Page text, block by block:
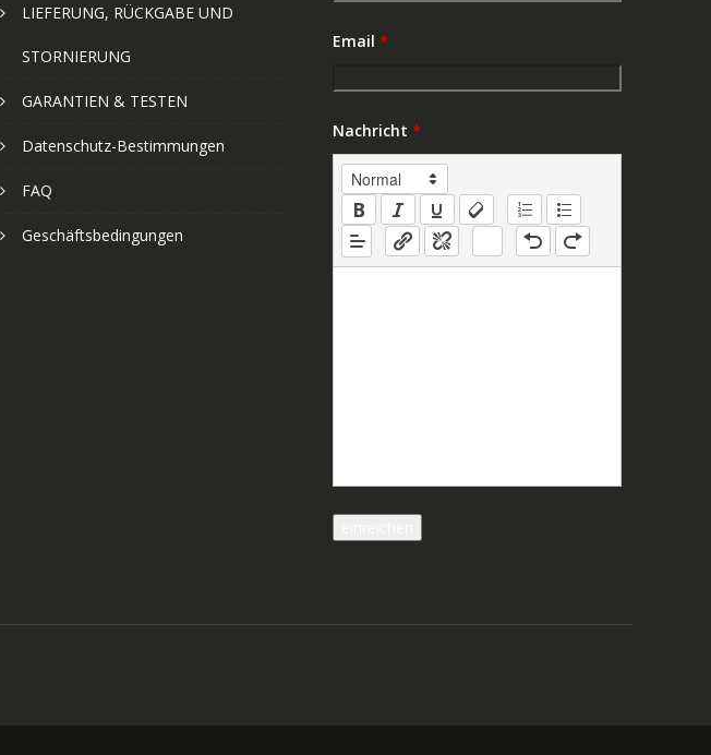
LIEFERUNG, RÜCKGABE UND
STORNIERUNG
GARANTIEN & TESTEN
Datenschutz-Bestimmungen
FAQ
Geschäftsbedingungen
Email *
Nachricht *